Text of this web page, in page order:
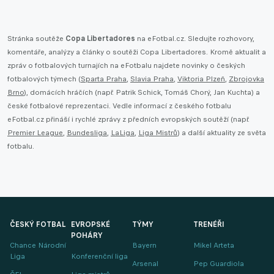
Stránka soutěže Copa Libertadores na eFotbal.cz. Sledujte rozhovory,
komentáře, analýzy a články o soutěži Copa Libertadores. Kromě aktualit a
zpráv o fotbalových turnajích na eFotbalu najdete novinky o českých
fotbalových týmech (Sparta Praha, Slavia Praha, Viktoria Plzeň, Zbrojovka
Brno), domácích hráčích (např. Patrik Schick, Tomáš Chorý, Jan Kuchta) a
české fotbalové reprezentaci. Vedle informací z českého fotbalu
eFotbal.cz přináší i rychlé zprávy z předních evropských soutěží (např.
Premier League, Bundesliga, LaLiga, Liga Mistrů) a další aktuality ze světa
fotbalu.
ČESKÝ FOTBAL
Chance Národní
Liga
EVROPSKÉ
POHÁRY
Konferenční liga
TÝMY
Bayern
Arsenal
TRENÉŘI
Mikel Arteta
Pep Guardiola